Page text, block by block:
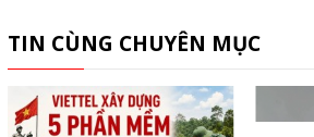
TIN CÙNG CHUYÊN MỤC